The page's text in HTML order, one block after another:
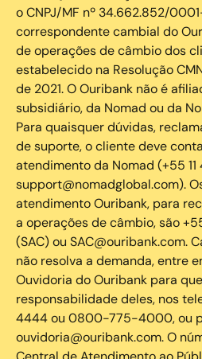
o CNPJ/MF nº 34.662.852/
correspondente cambial do
de operações de câmbio dos
estabelecido na Resolução
de 2021. O Ouribank não é
subsidiário, da Nomad ou da
Para quaisquer dúvidas,
de suporte, o cliente deve
atendimento da Nomad (+55
support@nomadglobal.com).
atendimento Ouribank, para
a operações de câmbio, são
(SAC) ou SAC@ouribank.com.
não resolva a demanda, entre
Ouvidoria do Ouribank para
responsabilidade deles, nos
4444 ou 0800-775-4000, ou
ouvidoria@ouribank.com. O